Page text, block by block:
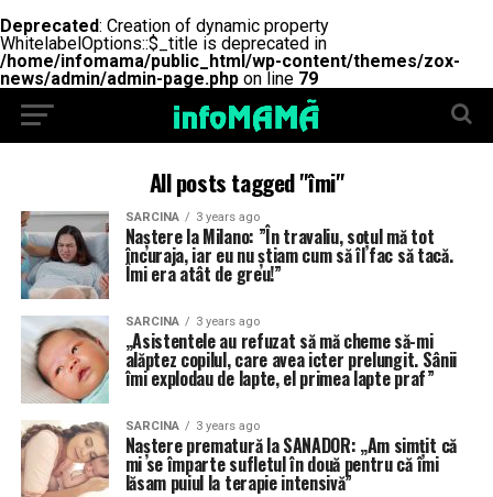
Deprecated: Creation of dynamic property
WhitelabelOptions::$_title is deprecated in
/home/infomama/public_html/wp-content/themes/zox-
news/admin/admin-page.php on line 79
All posts tagged "îmi"
SARCINA 3 years ago
Naștere la Milano: ”În travaliu, soțul mă tot
încuraja, iar eu nu știam cum să îl fac să tacă.
Îmi era atât de greu!”
SARCINA 3 years ago
„Asistentele au refuzat să mă cheme să-mi
alăptez copilul, care avea icter prelungit. Sânii
îmi explodau de lapte, el primea lapte praf”
SARCINA 3 years ago
Naștere prematură la SANADOR: „Am simțit că
mi se împarte sufletul în două pentru că îmi
lăsam puiul la terapie intensivă”